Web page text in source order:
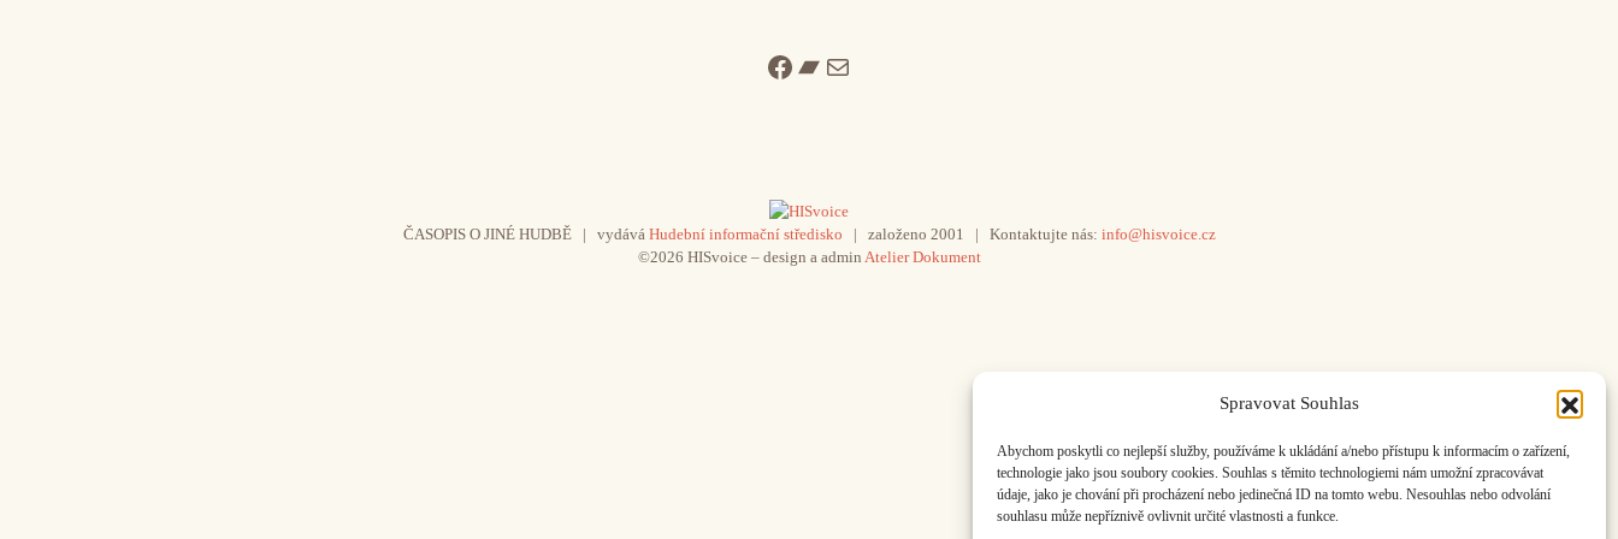
Spravovat Souhlas
Abychom poskytli co nejlepší služby, používáme k ukládání a/nebo přístupu k informacím o zařízení,
technologie jako jsou soubory cookies. Souhlas s těmito technologiemi nám umožní zpracovávat
údaje, jako je chování při procházení nebo jedinečná ID na tomto webu. Nesouhlas nebo odvolání
souhlasu může nepříznivě ovlivnit určité vlastnosti a funkce.
Facebook
Bandcamp
Mail
ČASOPIS O JINÉ HUDBĚ | vydává Hudební informační středisko | založeno 2001 | Kontaktujte nás: info@hisvoice.cz
©2026 HISvoice – design a admin Atelier Dokument